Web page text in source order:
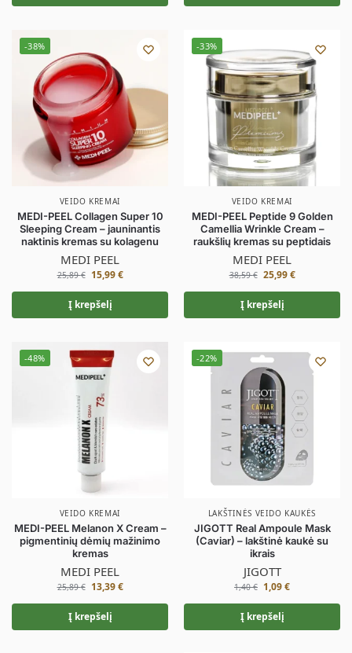
-38%
VEIDO KREMAI
MEDI-PEEL Collagen Super 10
Sleeping Cream – jauninantis
naktinis kremas su kolagenu
MEDI PEEL
25,89€ 15,99€
Į krepšelį
-33%
VEIDO KREMAI
MEDI-PEEL Peptide 9 Golden
Camellia Wrinkle Cream –
raukšlių kremas su peptidais
MEDI PEEL
38,59€ 25,99€
Į krepšelį
-48%
VEIDO KREMAI
MEDI-PEEL Melanon X Cream –
pigmentinių dėmių mažinimo
kremas
MEDI PEEL
25,89€ 13,39€
Į krepšelį
-22%
LAKŠTINĖS VEIDO KAUKĖS
JIGOTT Real Ampoule Mask
(Caviar) – lakštinė kaukė su
ikrais
JIGOTT
1,40€ 1,09€
Į krepšelį